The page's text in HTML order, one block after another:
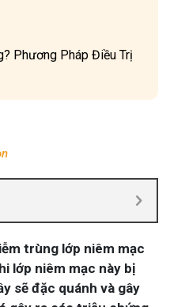
Phương Pháp Điều Trị
trùng lớp niêm mạc
lớp niêm mạc này bị
sẽ đặc quánh và gây